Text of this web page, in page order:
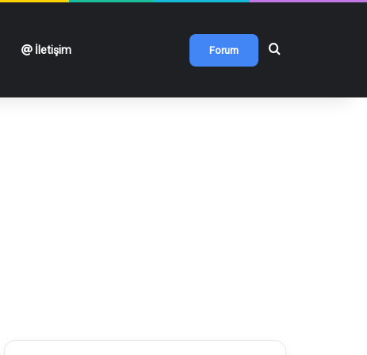
İletişim Forum Arama yap ...